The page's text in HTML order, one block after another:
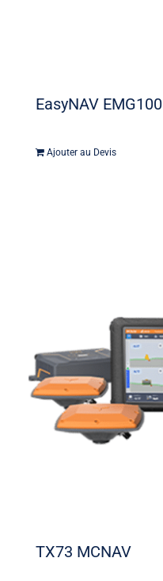
EasyNAV EMG100
Ajouter au Devis
TX73 MCNAV